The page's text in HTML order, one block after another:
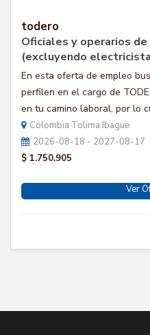
todero
Oficiales y operarios
(excluyendo
En esta oferta de empleo
perfilen en el cargo de
en tu camino laboral, por lo
Colombia Tolima Ibague
2026-08-18 - 2027-08-17
$ 1.750.905
Ver